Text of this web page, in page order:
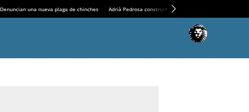
Denuncian una nueva plaga de chinches Adrià Pedrosa construirá la nueva residencia en el